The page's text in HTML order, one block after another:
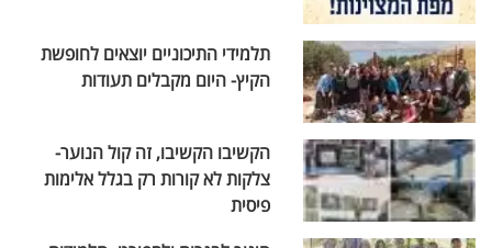
תלמידי התיכוניים יוצאים לחופשת
הקיץ- היום מקבלים תעודות
הקשיבו הקשיבו, זה קול הנוער-
צלקות לא קורות רק בגלל אלימות
פיסית